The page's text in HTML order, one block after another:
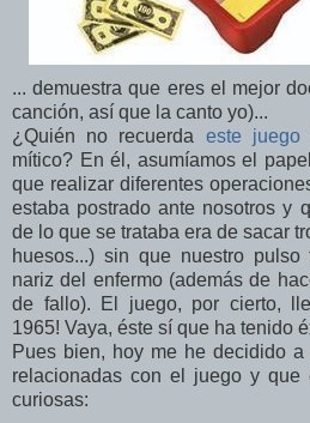
... demuestra que eres el mejor
canción, así que la canto yo)...
¿Quién no recuerda este juego
mítico? En él, asumíamos el
que realizar diferentes
estaba postrado ante nosotros y
de lo que se trataba era de sacar
huesos...) sin que nuestro
nariz del enfermo (además de
de fallo). El juego, por cierto,
1965! Vaya, éste sí que ha tenido
Pues bien, hoy me he decidido
relacionadas con el juego y que
curiosas: